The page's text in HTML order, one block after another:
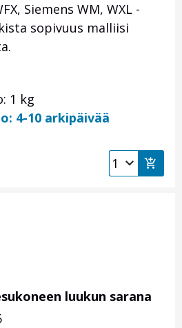
Siemens WM, WXL -
sopivuus malliisi
1 kg
4-10 arkipäivää
luukun sarana